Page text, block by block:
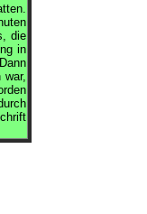
die
in